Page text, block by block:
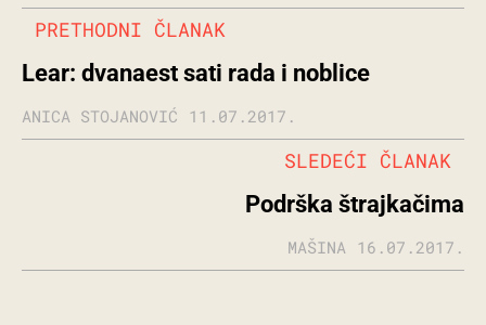
PRETHODNI ČLANAK
Lear: dvanaest sati rada i noblice
ANICA STOJANOVIĆ 11.07.2017.
Podrška štrajkačima
SLEDEĆI ČLANAK
MAŠINA 16.07.2017.